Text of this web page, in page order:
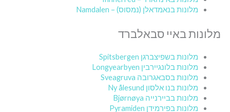
מלונות בנאמדאלן (נמסוס) – Namdalen
מלונות באיי סבאלברד
מלונות בשפיצברגן Spitsbergen
מלונות בלונגיירבין Longyearbyen
מלונות בסבאגרובה Sveagruva
מלונות בנו אלסון Ny ålesund
מלונות בביירנייה Bjørnøya
מלונות בפירמידן Pyramiden